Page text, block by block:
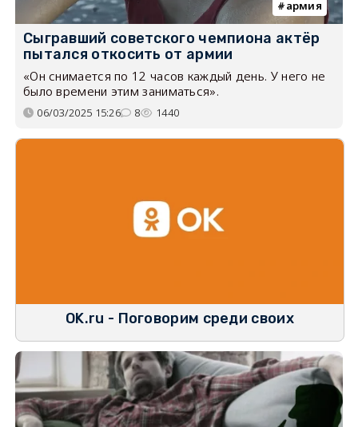
армия
Сыгравший советского чемпиона актёр
пытался откосить от армии
«Он снимается по 12 часов каждый день. У него не
было времени этим заниматься».
06/03/2025 15:26 8 1440
OK.ru - Поговорим среди своих